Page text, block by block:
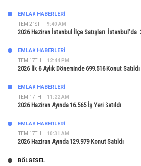
TEM 21ST 9:40 AM
EMLAK HABERLERI
2026 Haziran İstanbul İlçe Satışları: İstanbul’da
TEM 17TH 12:44 PM
EMLAK HABERLERI
2026 İlk 6 Aylık Döneminde 699.516 Konut Satıldı
TEM 17TH 11:22 AM
EMLAK HABERLERI
2026 Haziran Ayında 16.565 İş Yeri Satıldı
TEM 17TH 10:31 AM
EMLAK HABERLERI
2026 Haziran Ayında 129.979 Konut Satıldı
BÖLGESEL